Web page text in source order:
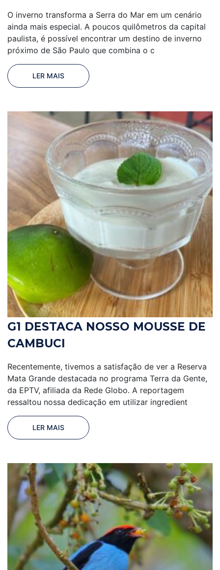
O inverno transforma a Serra do Mar em um cenário
ainda mais especial. A poucos quilômetros da capital
paulista, é possível encontrar um destino de inverno
próximo de São Paulo que combina o c
LER MAIS
G1 DESTACA NOSSO MOUSSE DE
CAMBUCI
Recentemente, tivemos a satisfação de ver a Reserva
Mata Grande destacada no programa Terra da Gente,
da EPTV, afiliada da Rede Globo. A reportagem
ressaltou nossa dedicação em utilizar ingredient
LER MAIS